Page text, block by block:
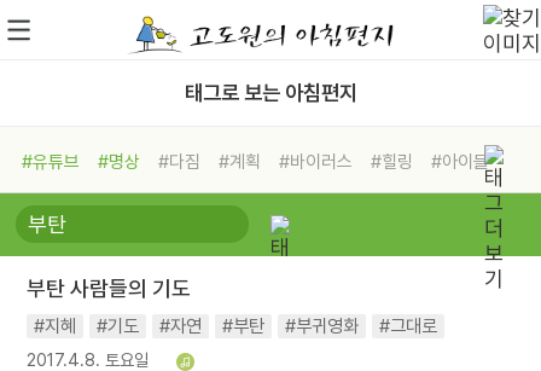
태그로 보는 아침편지
#유튜브 #명상 #다짐 #계획 #바이러스 #힐링
#아이들
#비전캠프
#독서캠프 #삶
#희망
#나눔 #친구 #링컨학교
#독서
#건강 #면역력
부탄 사람들의 기도
#지혜 #기도 #자연 #부탄 #부귀영화 #그대로
2017.4.8. 토요일